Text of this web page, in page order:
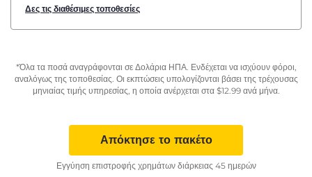
Δες τις διαθέσιμες τοποθεσίες
*Όλα τα ποσά αναγράφονται σε Δολάρια ΗΠΑ. Ενδέχεται να ισχύουν φόροι,
αναλόγως της τοποθεσίας. Οι εκπτώσεις υπολογίζονται βάσει της τρέχουσας
μηνιαίας τιμής υπηρεσίας, η οποία ανέρχεται στα $12.99ανά μήνα.
Απόκτησε το πακέτο
Εγγύηση επιστροφής χρημάτων διάρκειας 45 ημερών